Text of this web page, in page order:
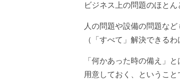
ビジネス上の問題のほと
人の問題や設備の問題な
（「すべて」解決できる
「何かあった時の備え」
用意しておく、ということ